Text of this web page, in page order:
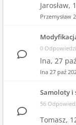
Jarosław,
Przemysław
0
lna, 27
lna 27 paź
Samoloty i
56
Tomasz,